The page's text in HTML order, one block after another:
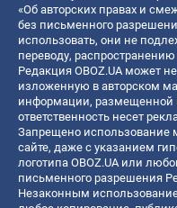
«Об авторских правах и
без письменного
использовать, они не
переводу,
Редакция OBOZ.UA может
изложенную в авторском
информации, размещенной
ответственность несет
Запрещено использование
сайте, даже с указанием
логотипа OBOZ.UA или
письменного разрешения
Незаконным